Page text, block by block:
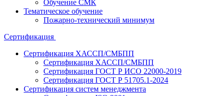
Обучение СМК
Тематическое обучение
Пожарно-технический минимум
Сертификация
Сертификация ХАССП/СМБПП
Сертификация ХАССП/СМБПП
Сертификация ГОСТ Р ИСО 22000-2019
Сертификация ГОСТ Р 51705.1-2024
Сертификация систем менеджмента